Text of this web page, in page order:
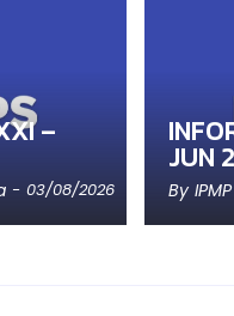
–
- 03/08/2026
JUN
By